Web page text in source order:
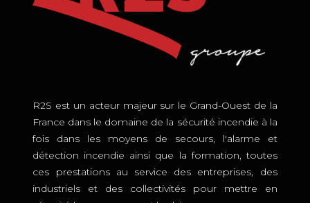
R2S est un acteur majeur sur le Grand-Ouest de la
France dans le domaine de la sécurité incendie à la
fois dans les moyens de secours, l'alarme et
détection incendie ainsi que la formation, toutes
ces prestations au service des entreprises, des
industriels et des collectivités pour mettre en